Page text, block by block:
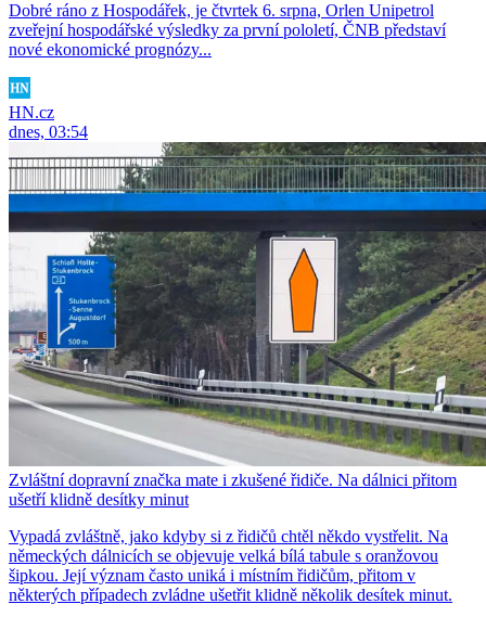
Dobré ráno z Hospodářek, je čtvrtek 6. srpna, Orlen Unipetrol
zveřejní hospodářské výsledky za první pololetí, ČNB představí
nové ekonomické prognózy...
HN.cz
dnes, 03:54
Zvláštní dopravní značka mate i zkušené řidiče. Na dálnici přitom
ušetří klidně desítky minut
Vypadá zvláštně, jako kdyby si z řidičů chtěl někdo vystřelit. Na
německých dálnicích se objevuje velká bílá tabule s oranžovou
šipkou. Její význam často uniká i místním řidičům, přitom v
některých případech zvládne ušetřit klidně několik desítek minut.